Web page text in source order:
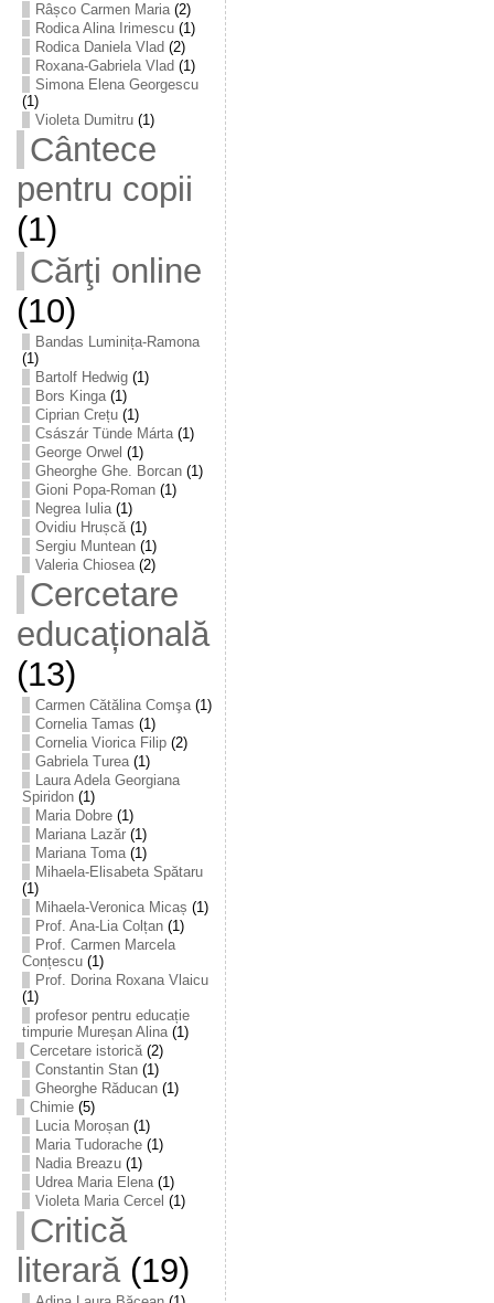
Râșco Carmen Maria(2)
Rodica Alina Irimescu(1)
Rodica Daniela Vlad (2)
Roxana-Gabriela Vlad (1)
Simona Elena Georgescu
(1)
Violeta Dumitru(1)
Cântece
pentru copii
(1)
Cărţi online
(10)
Bandas Luminița-Ramona
(1)
Bartolf Hedwig(1)
Bors Kinga(1)
Ciprian Crețu(1)
Császár Tünde Márta(1)
George Orwel (1)
Gheorghe Ghe. Borcan(1)
Gioni Popa-Roman(1)
Negrea Iulia(1)
Ovidiu Hrușcă(1)
Sergiu Muntean(1)
Valeria Chiosea(2)
Cercetare
educațională
(13)
Carmen Cătălina Comşa(1)
Cornelia Tamas (1)
Cornelia Viorica Filip(2)
Gabriela Turea(1)
Laura Adela Georgiana
Spiridon(1)
Maria Dobre(1)
Mariana Lazăr(1)
Mariana Toma(1)
Mihaela-Elisabeta Spătaru
(1)
Mihaela-Veronica Micaș (1)
Prof. Ana-Lia Colțan(1)
Prof. Carmen Marcela
Conțescu(1)
Prof. Dorina Roxana Vlaicu
(1)
profesor pentru educație
timpurie Mureșan Alina(1)
Cercetare istorică(2)
Constantin Stan(1)
Gheorghe Răducan(1)
Chimie(5)
Lucia Moroșan(1)
Maria Tudorache(1)
Nadia Breazu(1)
Udrea Maria Elena(1)
Violeta Maria Cercel (1)
Critică
literară(19)